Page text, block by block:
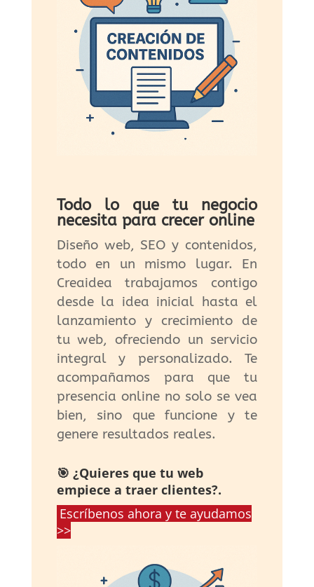
Todo lo que tu negocio
necesita para crecer online
Diseño web, SEO y contenidos,
todo en un mismo lugar. En
Creaidea trabajamos contigo
desde la idea inicial hasta el
lanzamiento y crecimiento de
tu web, ofreciendo un servicio
integral y personalizado. Te
acompañamos para que tu
presencia online no solo se vea
bien, sino que funcione y te
genere resultados reales.
🎯 ¿Quieres que tu web
empiece a traer clientes?.
Escríbenos ahora y te ayudamos
>>